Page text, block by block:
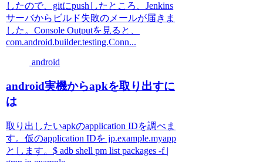
したので、gitにpushしたところ、Jenkins
サーバからビルド失敗のメールが届きま
した。Console Outputを見ると、
com.android.builder.testing.Conn...
android
android実機からapkを取り出すに
は
取り出したいapkのapplication IDを調べま
す。仮のapplication IDを jp.example.myapp
とします。$ adb shell pm list packages -f |